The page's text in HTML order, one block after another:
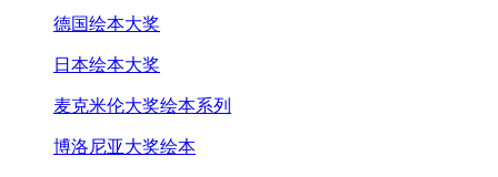
德国绘本大奖
日本绘本大奖
麦克米伦大奖绘本系列
博洛尼亚大奖绘本